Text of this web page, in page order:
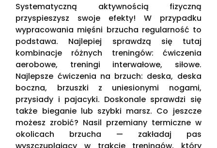
Systematyczną aktywnością fizyczną
przyspieszysz swoje efekty! W przypadku
wypracowania mięśni brzucha regularność to
podstawa. Najlepiej sprawdzą się tutaj
kombinacje różnych treningów: ćwiczenia
aerobowe, treningi interwałowe, siłowe.
Najlepsze ćwiczenia na brzuch: deska, deska
boczna, brzuszki z uniesionymi nogami,
przysiady i pajacyki. Doskonale sprawdzi się
także bieganie lub szybki marsz. Co jeszcze
możesz zrobić? Nasil przemiany termiczne w
okolicach brzucha — zakładaj pas